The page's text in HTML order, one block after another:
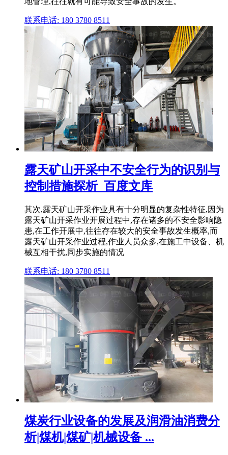
联系电话: 180 3780 8511
露天矿山开采中不安全行为的识别与
控制措施探析_百度文库
其次,露天矿山开采作业具有十分明显的复杂性特征,因为
露天矿山开采作业开展过程中,存在诸多的不安全影响隐
患,在工作开展中,往往存在较大的安全事故发生概率,而
露天矿山开采作业过程,作业人员众多,在施工中设备、机
械互相干扰,同步实施的情况
联系电话: 180 3780 8511
煤炭行业设备的发展及润滑油消费分
析|煤机|煤矿|机械设备 ...